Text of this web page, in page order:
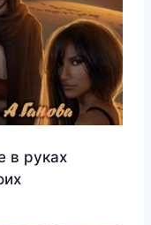
в руках